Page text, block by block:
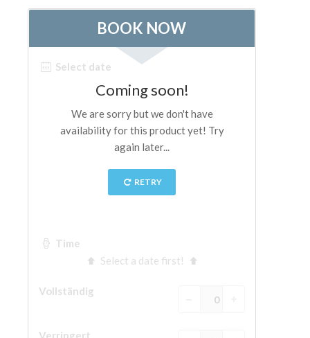
Opificio delle Pietre Dure
Museo Galileo
Boboli Gardens
Palazzo Vecchio
Santa Maria Novella
Santa Croce
Only Tickets Fast Track Entrance